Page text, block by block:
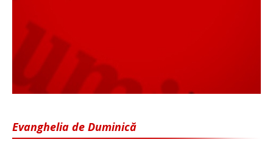
Evanghelia de Duminică